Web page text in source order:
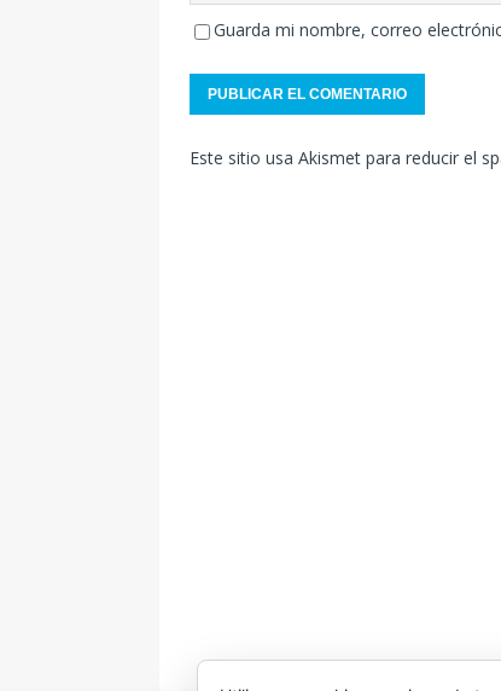
Guarda mi nombre, correo
Este sitio usa Akismet para reducir el